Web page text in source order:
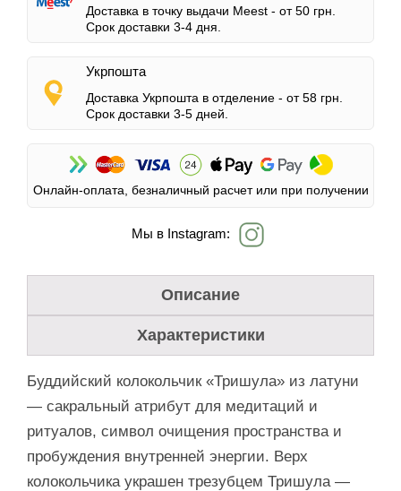
Доставка в точку выдачи Meest - от 50 грн.
Срок доставки 3-4 дня.
Укрпошта
Доставка Укрпошта в отделение - от 58 грн.
Срок доставки 3-5 дней.
Онлайн-оплата, безналичный расчет или при получении
Мы в Instagram:
Описание
Характеристики
Буддийский колокольчик «Тришула» из латуни
— сакральный атрибут для медитаций и
ритуалов, символ очищения пространства и
пробуждения внутренней энергии. Верх
колокольчика украшен трезубцем Тришула —